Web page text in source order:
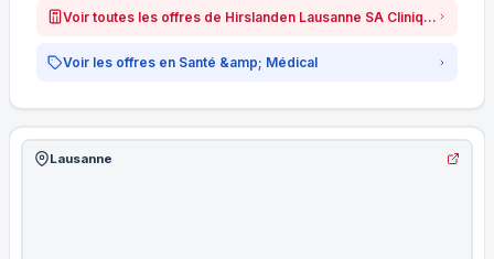
Voir toutes les offres de Hirslanden Lausanne SA Clinique Bois-Cerf Clinique Cecil
Voir les offres en Santé &amp; Médical
Lausanne